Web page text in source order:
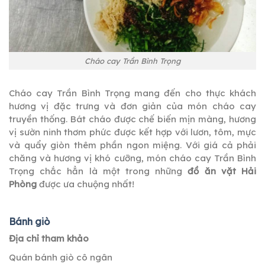
Cháo cay Trần Bình Trọng
Cháo cay Trần Bình Trọng mang đến cho thực khách
hương vị đặc trưng và đơn giản của món cháo cay
truyền thống. Bát cháo được chế biến mịn màng, hương
vị sườn ninh thơm phức được kết hợp với lươn, tôm, mực
và quẩy giòn thêm phần ngon miệng. Với giá cả phải
chăng và hương vị khó cưỡng, món cháo cay Trần Bình
Trọng chắc hẳn là một trong nhữngđồ ăn vặt Hải
Phòng được ưa chuộng nhất!
Bánh giò
Địa chỉ tham khảo
Quán bánh giò cô ngân